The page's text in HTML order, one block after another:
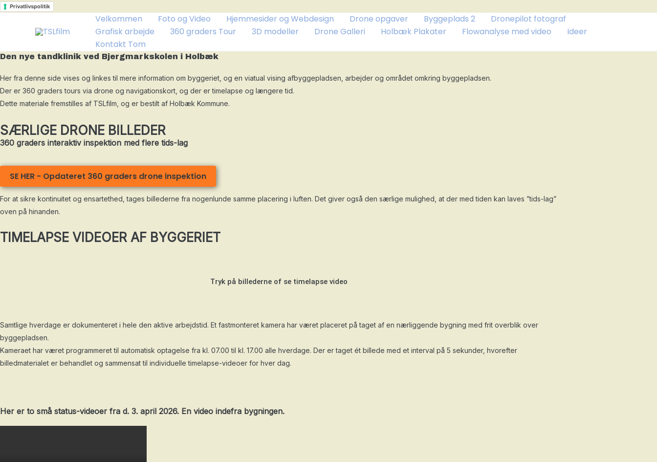
Privatlivspolitik
indholdet
Velkommen Foto og Video Hjemmesider og Webdesign Drone opgaver Byggeplads 2
Dronepilot fotograf
Grafisk arbejde
360 graders Tour 3D modeller Drone Galleri Holbæk Plakater Flowanalyse med video
Ideer
Kontakt Tom
Den nye tandklinik ved Bjergmarkskolen i Holbæk
Her fra denne side vises og linkes til mere information om byggeriet, og en viatual vising afbyggepladsen, arbejder og området omkring byggepladsen.
Der er 360 graders tours via drone og navigationskort, og der er timelapse og længere tid.
Dette materiale fremstilles af TSLfilm, og er bestilt af Holbæk Kommune.
SÆRLIGE DRONE BILLEDER
360 graders interaktiv inspektion med flere tids-lag
SE HER - Opdateret 360 graders drone inspektion
For at sikre kontinuitet og ensartethed, tages billederne fra nogenlunde samme placering i luften. Det giver også den særlige mulighed, at der med tiden kan laves ”tids-lag”
oven på hinanden.
TIMELAPSE VIDEOER AF BYGGERIET
Tryk på billederne of se timelapse video
Samtlige hverdage er dokumenteret i hele den aktive arbejdstid. Et fastmonteret kamera har været placeret på taget af en nærliggende bygning med frit overblik over
byggepladsen.
Kameraet har været programmeret til automatisk optagelse fra kl. 07.00 til kl. 17.00 alle hverdage. Der er taget ét billede med et interval på 5 sekunder, hvorefter
billedmaterialet er behandlet og sammensat til individuelle timelapse-videoer for hver dag.
Her er to små status-videoer fra d. 3. april 2026. En video indefra bygningen.